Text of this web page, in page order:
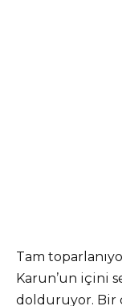
Tam
Karun’un içini
dolduruyor. Bir